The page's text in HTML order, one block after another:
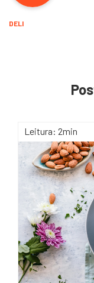
DELI
Leitura: 2min